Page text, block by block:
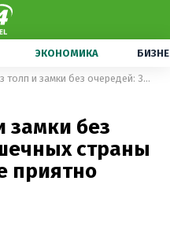
ЭКОНОМИКА
Альпы без толп и замки без очередей: 3 крошечных страны Европы, которые приятно удивят
замки без
страны
приятно